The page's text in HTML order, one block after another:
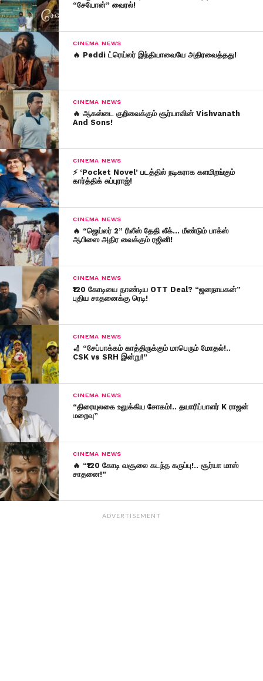
“சேயோன்” வைரல்!
CINEMA NEWS
🔥 Peddi ட்ரெய்லர் இந்தியாவையே அதிரவைத்தது!
CINEMA NEWS
🔥 ஆகஸ்டை குறிவைக்கும் சூர்யாவின் Vishvanath
And Sons!
CINEMA NEWS
⚡ ‘Pocket Novel’ படத்தில் நடிகராக களமிறங்கும்
கார்த்திக் சுப்புராஜ்!
CINEMA NEWS
🔥 “ஜெய்லர் 2” ரிலீஸ் தேதி லீக்… மீண்டும் பாக்ஸ்
ஆபிஸை அதிர வைக்கும் ரஜினி!
CINEMA NEWS
₹120 கோடியை தாண்டிய OTT Deal? “ஜனநாயகன்”
புதிய சாதனைக்கு ரெடி!
CINEMA NEWS
🏏 “சேப்பாக்கம் காத்திருக்கும் மாபெரும் மோதல்!..
CSK vs SRH இன்று!”
CINEMA NEWS
“திரையுலகை உலுக்கிய சோகம்!.. தயாரிப்பாளர் K ராஜன்
மறைவு”
CINEMA NEWS
🔥 “₹120 கோடி வசூலை கடந்த கருப்பு!.. சூர்யா மாஸ்
சாதனை!”
ADVERTISEMENT